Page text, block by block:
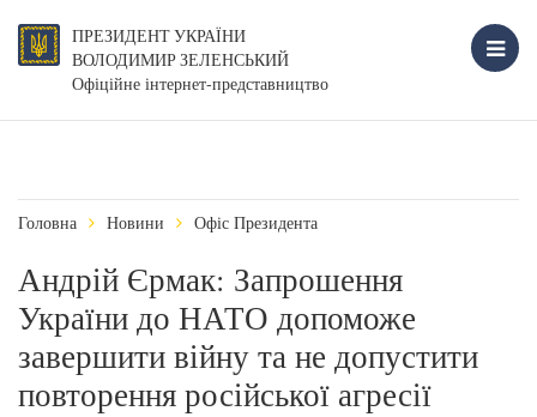
ПРЕЗИДЕНТ УКРАЇНИ
ВОЛОДИМИР ЗЕЛЕНСЬКИЙ
Офіційне інтернет-представництво
Головна Новини Офіс Президента
Андрій Єрмак: Запрошення
України до НАТО допоможе
завершити війну та не допустити
повторення російської агресії